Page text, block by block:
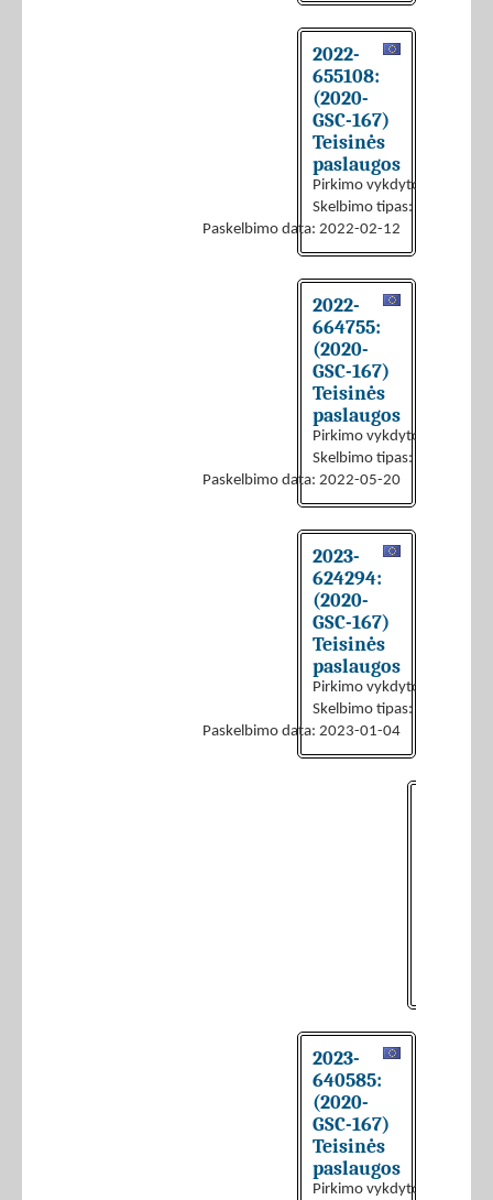
2022-
655108:
(2020-
GSC-167)
Teisinės
paslaugos
Pirkimo vykdytojas:
Skelbimo tipas:
Paskelbimo data: 2022-02-12
2022-
664755:
(2020-
GSC-167)
Teisinės
paslaugos
Pirkimo vykdytojas:
Skelbimo tipas:
Paskelbimo data: 2022-05-20
2023-
624294:
(2020-
GSC-167)
Teisinės
paslaugos
Pirkimo vykdytojas:
Skelbimo tipas:
Paskelbimo data: 2023-01-04
2023-
640585:
(2020-
GSC-167)
Teisinės
paslaugos
Pirkimo vykdytojas: